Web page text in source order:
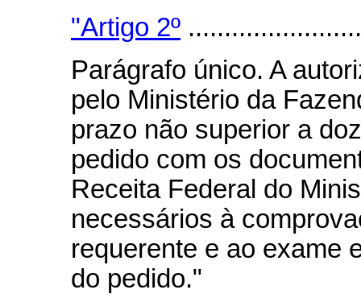
"Artigo 2º
Parágrafo único. A
pelo Ministério da
prazo não superior a
pedido com os
Receita Federal do
necessários à
requerente e ao exame
do pedido."